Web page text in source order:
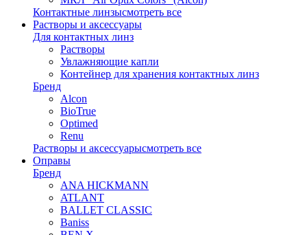
Контактные линзысмотреть все
Растворы и аксессуары
Для контактных линз
Растворы
Увлажняющие капли
Контейнер для хранения контактных линз
Бренд
Alcon
BioTrue
Optimed
Renu
Растворы и аксессуарысмотреть все
Оправы
Бренд
ANA HICKMANN
ATLANT
BALLET CLASSIC
Baniss